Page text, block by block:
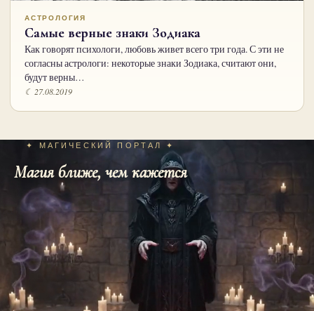
АСТРОЛОГИЯ
Самые верные знаки Зодиака
Как говорят психологи, любовь живет всего три года. С эти не
согласны астрологи: некоторые знаки Зодиака, считают они,
будут верны…
☾ 27.08.2019
✦ МАГИЧЕСКИЙ ПОРТАЛ ✦
Магия ближе, чем кажется